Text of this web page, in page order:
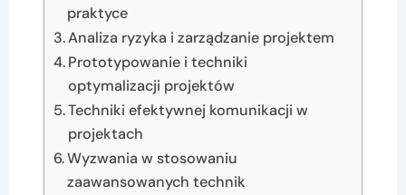
praktyce
Analiza ryzyka i zarządzanie projektem
Prototypowanie i techniki
optymalizacji projektów
Techniki efektywnej komunikacji w
projektach
Wyzwania w stosowaniu
zaawansowanych technik